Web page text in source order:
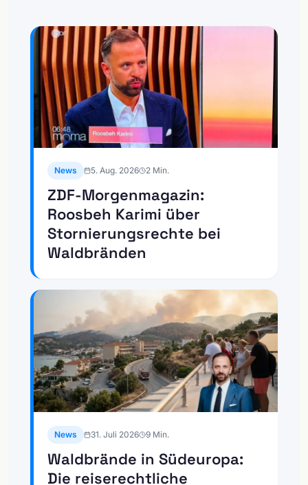
News 5. Aug. 2026 2 Min.
ZDF-Morgenmagazin:
Roosbeh Karimi über
Stornierungsrechte bei
Waldbränden
News 31. Juli 2026 9 Min.
Waldbrände in Südeuropa:
Die reiserechtliche